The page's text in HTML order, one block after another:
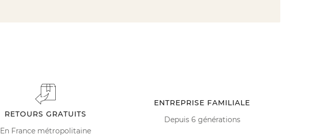
RETOURS GRATUITS
En France métropolitaine
ENTREPRISE FAMILIALE
Depuis 6 générations